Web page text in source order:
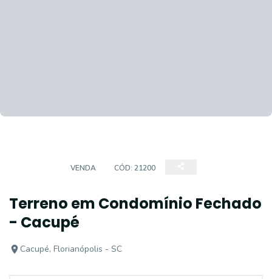
VENDA CÓD: 21200
Terreno em Condomínio Fechado
- Cacupé
Cacupé, Florianópolis - SC